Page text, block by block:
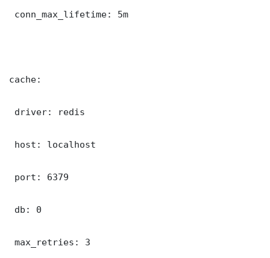
conn_max_lifetime: 5m
cache:
driver: redis
host: localhost
port: 6379
db: 0
max_retries: 3